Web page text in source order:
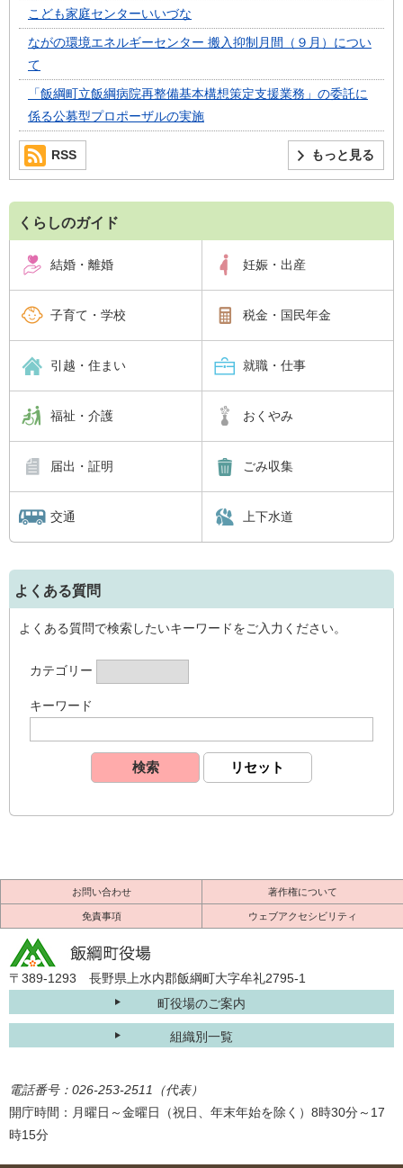
こども家庭センターいいづな
ながの環境エネルギーセンター 搬入抑制月間（９月）につい
て
「飯綱町立飯綱病院再整備基本構想策定支援業務」の委託に
係る公募型プロポーザルの実施
もっと見る
RSS
くらしのガイド
結婚・離婚 妊娠・出産
子育て・学校 税金・国民年金
引越・住まい 就職・仕事
福祉・介護 おくやみ
届出・証明 ごみ収集
交通 上下水道
よくある質問
よくある質問で検索したいキーワードをご入力ください。
カテゴリー
キーワード
お問い合わせ 著作権について
免責事項 ウェブアクセシビリティ
〒389-1293 長野県上水内郡飯綱町大字牟礼2795-1
町役場のご案内
組織別一覧
電話番号：026-253-2511（代表）
開庁時間：月曜日～金曜日（祝日、年末年始を除く）8時30分～17
時15分